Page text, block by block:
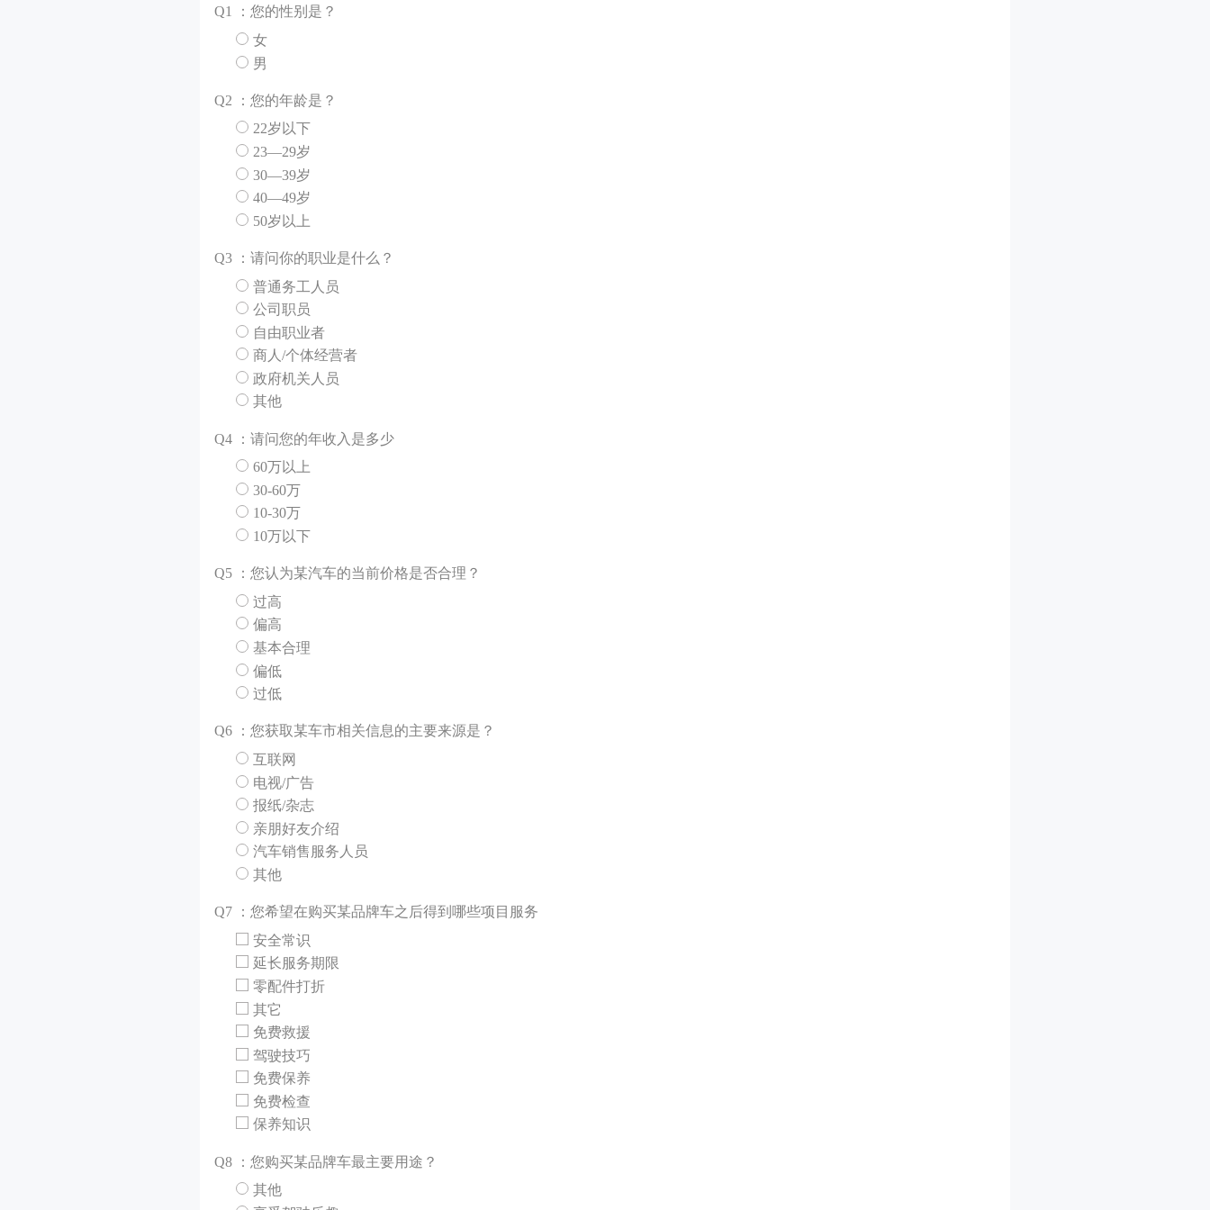
Q1 ：您的性别是？
女
男
Q2 ：您的年龄是？
22岁以下
23—29岁
30—39岁
40—49岁
50岁以上
Q3 ：请问你的职业是什么？
普通务工人员
公司职员
自由职业者
商人/个体经营者
政府机关人员
其他
Q4 ：请问您的年收入是多少
60万以上
30-60万
10-30万
10万以下
Q5 ：您认为某汽车的当前价格是否合理？
过高
偏高
基本合理
偏低
过低
Q6 ：您获取某车市相关信息的主要来源是？
互联网
电视/广告
报纸/杂志
亲朋好友介绍
汽车销售服务人员
其他
Q7 ：您希望在购买某品牌车之后得到哪些项目服务
安全常识
延长服务期限
零配件打折
其它
免费救援
驾驶技巧
免费保养
免费检查
保养知识
Q8 ：您购买某品牌车最主要用途？
其他